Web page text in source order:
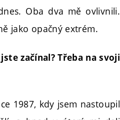
Oba dva mě ovlivnili.
jako opačný extrém.
začínal? Třeba na svoji
1987, kdy jsem nastoupil